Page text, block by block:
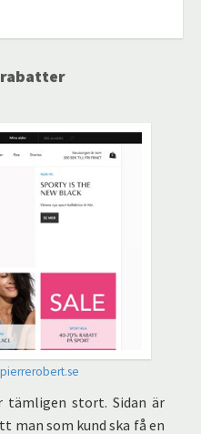
pierrerobert.se
tämligen stort. Sidan är
man som kund ska få en